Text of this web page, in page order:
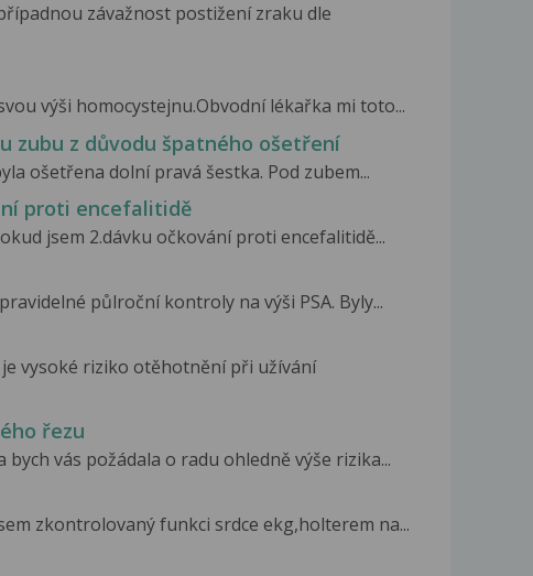
závažnost postižení zraku dle
výši homocystejnu.Obvodní lékařka mi toto...
zubu z důvodu špatného ošetření
ošetřena dolní pravá šestka. Pod zubem...
proti encefalitidě
jsem 2.dávku očkování proti encefalitidě...
půlroční kontroly na výši PSA. Byly...
vysoké riziko otěhotnění při užívání
řezu
vás požádala o radu ohledně výše rizika...
zkontrolovaný funkci srdce ekg,holterem na...